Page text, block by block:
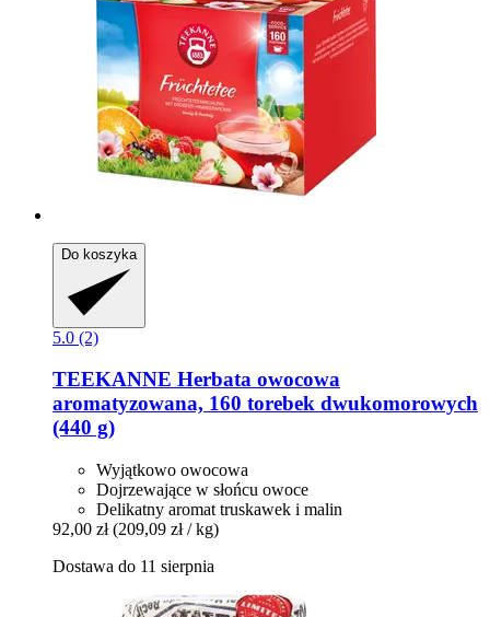
Do koszyka
5.0 (2)
TEEKANNE Herbata owocowa
aromatyzowana, 160 torebek dwukomorowych
(440 g)
Wyjątkowo owocowa
Dojrzewające w słońcu owoce
Delikatny aromat truskawek i malin
92,00 zł (209,09 zł / kg)
Dostawa do 11 sierpnia